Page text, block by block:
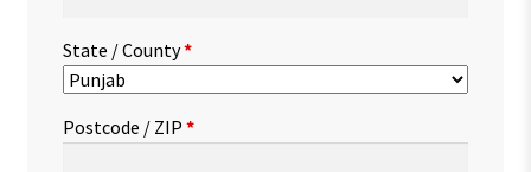
State / County*
Postcode / ZIP *